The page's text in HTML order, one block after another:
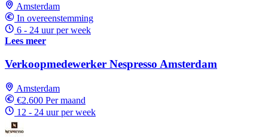
Amsterdam
In overeenstemming
6 - 24 uur per week
Lees meer
Verkoopmedewerker Nespresso Amsterdam
Amsterdam
€2.600 Per maand
12 - 24 uur per week